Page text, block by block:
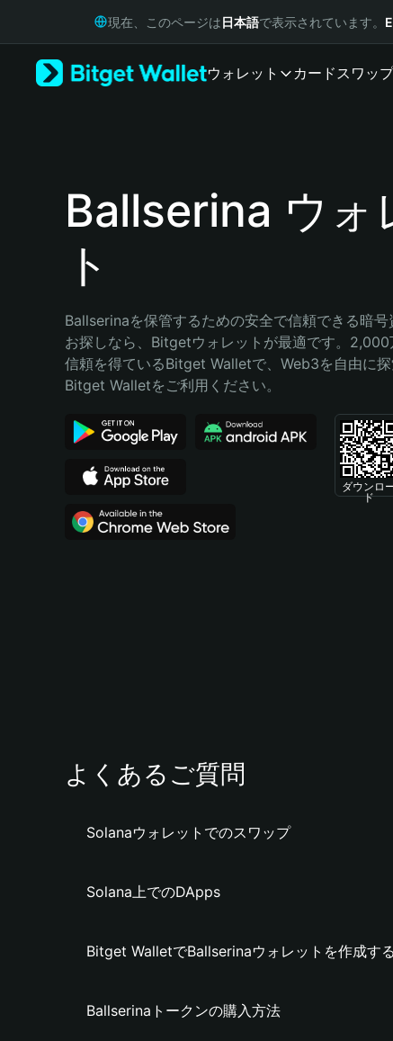
Русский
Português (Portugal)
Bahasa Indonesia
Português (Brasil)
Español (Argentina)
現在、このページは日本語で表示されています。
ウォレット カードスワップ
Ballserina ウォ
ト
Ballserinaを保管するための安全で信頼できる暗号
お探しなら、Bitgetウォレットが最適です。
信頼を得ているBitget Walletで、Web3を自由に
Bitget Walletをご利用ください。
ダウンロ
ド
よくあるご質問
Solanaウォレットでのスワップ
Solana上でのDApps
Bitget WalletでBallserinaウォレットを作成す
Ballserinaトークンの購入方法